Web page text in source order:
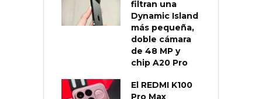
filtran una
Dynamic Island
más pequeña,
doble cámara
de 48 MP y
chip A20 Pro
El REDMI K100
Pro Max